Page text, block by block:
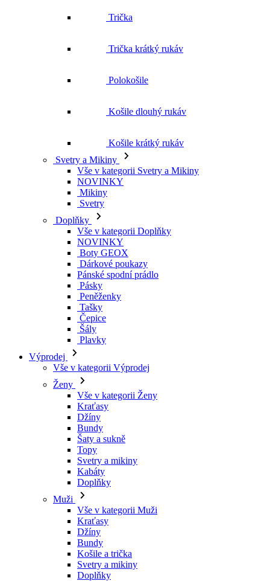
Trička
Trička krátký rukáv
Polokošile
Košile dlouhý rukáv
Košile krátký rukáv
Svetry a Mikiny
Vše v kategorii Svetry a Mikiny
NOVINKY
Mikiny
Svetry
Doplňky
Vše v kategorii Doplňky
NOVINKY
Boty GEOX
Dárkové poukazy
Pánské spodní prádlo
Pásky
Peněženky
Tašky
Čepice
Šály
Plavky
Výprodej
Vše v kategorii Výprodej
Ženy
Vše v kategorii Ženy
Kraťasy
Džíny
Bundy
Šaty a sukně
Topy
Svetry a mikiny
Kabáty
Doplňky
Muži
Vše v kategorii Muži
Kraťasy
Džíny
Bundy
Košile a trička
Svetry a mikiny
Doplňky